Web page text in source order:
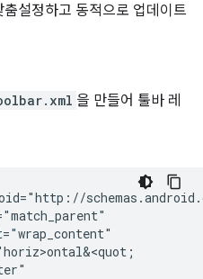
설정하고 동적으로 업데이트
을 만들어 툴바 레